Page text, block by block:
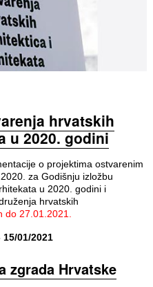
hrvatskih
u 2020. godini
o projektima ostvarenim
za Godišnju izložbu
u 2020. godini i
hrvatskih
27.01.2021.
15/01/2021
zgrada Hrvatske